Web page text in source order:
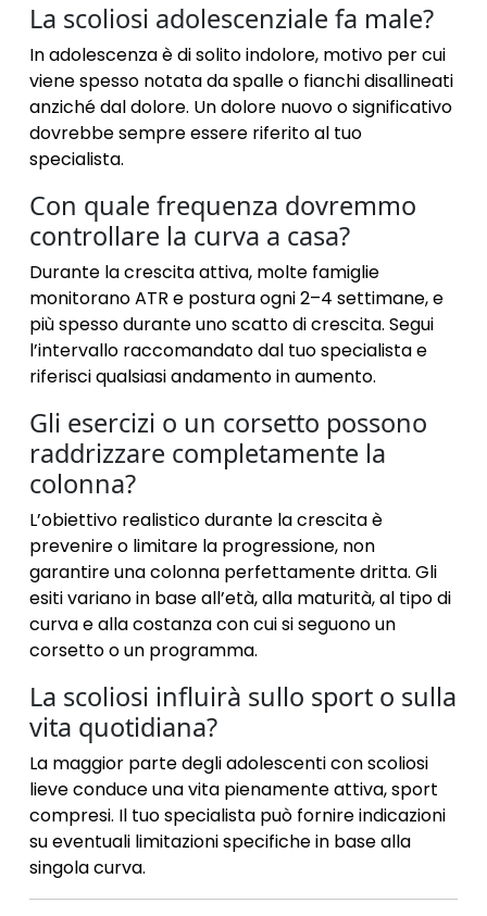
La scoliosi adolescenziale fa male?
In adolescenza è di solito indolore, motivo per cui
viene spesso notata da spalle o fianchi disallineati
anziché dal dolore. Un dolore nuovo o significativo
dovrebbe sempre essere riferito al tuo
specialista.
Con quale frequenza dovremmo
controllare la curva a casa?
Durante la crescita attiva, molte famiglie
monitorano ATR e postura ogni 2–4 settimane, e
più spesso durante uno scatto di crescita. Segui
l’intervallo raccomandato dal tuo specialista e
riferisci qualsiasi andamento in aumento.
Gli esercizi o un corsetto possono
raddrizzare completamente la
colonna?
L’obiettivo realistico durante la crescita è
prevenire o limitare la progressione, non
garantire una colonna perfettamente dritta. Gli
esiti variano in base all’età, alla maturità, al tipo di
curva e alla costanza con cui si seguono un
corsetto o un programma.
La scoliosi influirà sullo sport o sulla
vita quotidiana?
La maggior parte degli adolescenti con scoliosi
lieve conduce una vita pienamente attiva, sport
compresi. Il tuo specialista può fornire indicazioni
su eventuali limitazioni specifiche in base alla
singola curva.